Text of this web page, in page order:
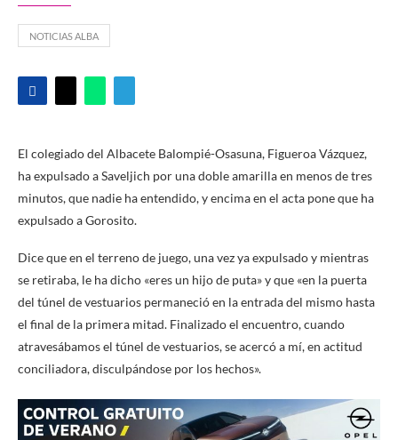
NOTICIAS ALBA
El colegiado del Albacete Balompié-Osasuna, Figueroa Vázquez,
ha expulsado a Saveljich por una doble amarilla en menos de tres
minutos, que nadie ha entendido, y encima en el acta pone que ha
expulsado a Gorosito.
Dice que en el terreno de juego, una vez ya expulsado y mientras
se retiraba, le ha dicho «eres un hijo de puta» y que «en la puerta
del túnel de vestuarios permaneció en la entrada del mismo hasta
el final de la primera mitad. Finalizado el encuentro, cuando
atravesábamos el túnel de vestuarios, se acercó a mí, en actitud
conciliadora, disculpándose por los hechos».